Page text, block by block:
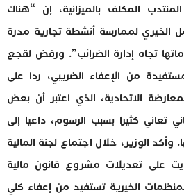
المكلف بالميزانية، إن “هناك
الخيري لممارسة أنشطة تجارية مدرة
تجاه إدارة الضرائب”. ورفض لقجع
من الإعفاء الضريبي، ردا على
الاتحادية، الذي اعتبر أن بعض
تعاني كثيرا بسبب الرسوم، داعيا إلى
وأكد الوزير، خلال اجتماع لجنة المالية
على تعديلات مشروع قانون مالية
الخيرية تستفيد من إعفاء كلي